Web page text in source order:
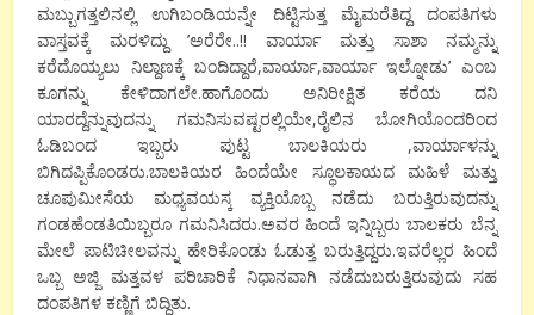
ಮಬ್ಬುಗತ್ತಲಿನಲ್ಲಿ ಉಗಿಬಂಡಿಯನ್ನೇ ದಿಟ್ಟಿಸುತ್ತ ಮೈಮರೆತಿದ್ದ ದಂಪತಿಗಳು
ವಾಸ್ತವಕ್ಕೆ ಮರಳಿದ್ದು ’ಅರೆರೇ..!! ವಾರ್ಯಾ ಮತ್ತು ಸಾಶಾ ನಮ್ಮನ್ನು
ಕರೆದೊಯ್ಯಲು ನಿಲ್ದಾಣಕ್ಕೆ ಬಂದಿದ್ದಾರೆ,ವಾರ್ಯಾ,ವಾರ್ಯಾ ಇಲ್ನೋಡು’ ಎಂಬ
ಕೂಗನ್ನು ಕೇಳಿದಾಗಲೇ.ಹಾಗೊಂದು ಅನಿರೀಕ್ಷಿತ ಕರೆಯ ದನಿ
ಯಾರದ್ದೆನ್ನುವುದನ್ನು ಗಮನಿಸುವಷ್ಟರಲ್ಲಿಯೇ,ರೈಲಿನ ಬೋಗಿಯೊಂದರಿಂದ
ಓಡಿಬಂದ ಇಬ್ಬರು ಪುಟ್ಟ ಬಾಲಕಿಯರು ,ವಾರ್ಯಾಳನ್ನು
ಬಿಗಿದಪ್ಪಿಕೊಂಡರು.ಬಾಲಕಿಯರ ಹಿಂದೆಯೇ ಸ್ಥೂಲಕಾಯದ ಮಹಿಳೆ ಮತ್ತು
ಚೂಪುಮೀಸೆಯ ಮಧ್ಯವಯಸ್ಕ ವ್ಯಕ್ತಿಯೊಬ್ಬ ನಡೆದು ಬರುತ್ತಿರುವುದನ್ನು
ಗಂಡಹೆಂಡತಿಯಿಬ್ಬರೂ ಗಮನಿಸಿದರು.ಅವರ ಹಿಂದೆ ಇನ್ನಿಬ್ಬರು ಬಾಲಕರು ಬೆನ್ನ
ಮೇಲೆ ಪಾಟಿಚೀಲವನ್ನು ಹೇರಿಕೊಂಡು ಓಡುತ್ತ ಬರುತ್ತಿದ್ದರು.ಇವರೆಲ್ಲರ ಹಿಂದೆ
ಒಬ್ಬ ಅಜ್ಜಿ ಮತ್ತವಳ ಪರಿಚಾರಿಕೆ ನಿಧಾನವಾಗಿ ನಡೆದುಬರುತ್ತಿರುವುದು ಸಹ
ದಂಪತಿಗಳ ಕಣ್ಣಿಗೆ ಬಿದ್ದಿತು.